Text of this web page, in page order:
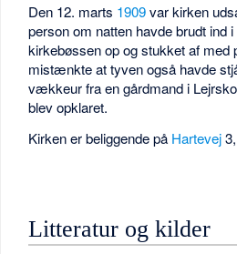
Den 12. marts 1909var kirken
person om natten havde brudt ind
kirkebøssen op og stukket af med
mistænkte at tyven også havde
vækkeur fra en gårdmand i
blev opklaret.
Kirken er beliggende på Hartevej
Litteratur og kilder